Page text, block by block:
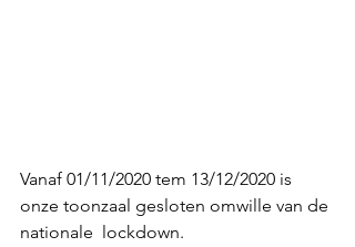
Vanaf 01/11/2020 tem 13/12/2020 is
onze toonzaal gesloten omwille van de
nationale  lockdown.